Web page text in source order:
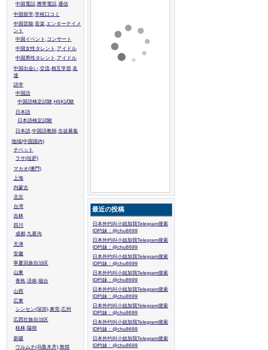
中国電話,携帯電話,通信
中国留学,学校口コミ
中国芸能,音楽,エンターテイメ
ント
中国イベント,コンサート
中国女性タレント,アイドル
中国男性タレント,アイドル
中国出会い,交流,相互学習,友
達
語学
中国語
中国語検定試験,HSK試験
日本語
日本語検定試験
日本語,中国語教師,生徒募集
地域(中国国内)
チベット
ラサ(拉萨)
マカオ(澳門)
上海
内蒙古
北京
台湾
吉林
四川
成都,九寨沟
天津
安徽
寧夏回族自治区
山東
青島,済南,烟台
山西
広東
シンセン(深圳),東莞,広州
広西壮族自治区
桂林,陽朔
新疆
ウルムチ(乌鲁木齐),敦煌
最近の投稿
日本外约叫小姐加我Telegram搜索
ID约妹：@chu8699
日本外约叫小姐加我Telegram搜索
ID约妹：@chu8699
日本外约叫小姐加我Telegram搜索
ID约妹：@chu8699
日本外约叫小姐加我Telegram搜索
ID约妹：@chu8699
日本外约叫小姐加我Telegram搜索
ID约妹：@chu8699
日本外约叫小姐加我Telegram搜索
ID约妹：@chu8699
日本外约叫小姐加我Telegram搜索
ID约妹：@chu8699
日本外约叫小姐加我Telegram搜索
ID约妹：@chu8699